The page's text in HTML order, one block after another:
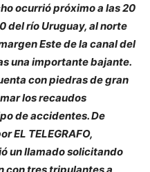
ocurrió próximo a las 20
del río Uruguay, al norte
Este de la canal del
una importante bajante.
con piedras de gran
los recaudos
de accidentes. De
EL TELEGRAFO,
un llamado solicitando
con tres tripulantes a